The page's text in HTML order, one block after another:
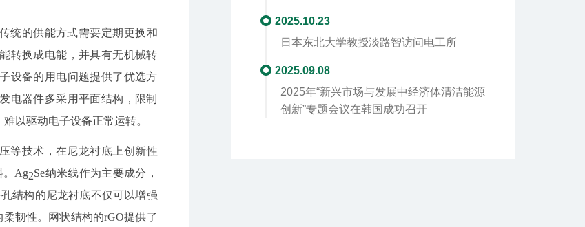
统的供能方式需要定期更换和
转换成电能，并具有无机械转
设备的用电问题提供了优选方
电器件多采用平面结构，限制
以驱动电子设备正常运转。
等技术，在尼龙衬底上创新性
Ag2Se纳米线作为主要成分，
结构的尼龙衬底不仅可以增强
韧性。网状结构的rGO提供了
2025.10.23
日本东北大学教授淡路智访问电工所
2025.09.08
2025年“新兴市场与发展中经济体清洁能源
创新”专题会议在韩国成功召开